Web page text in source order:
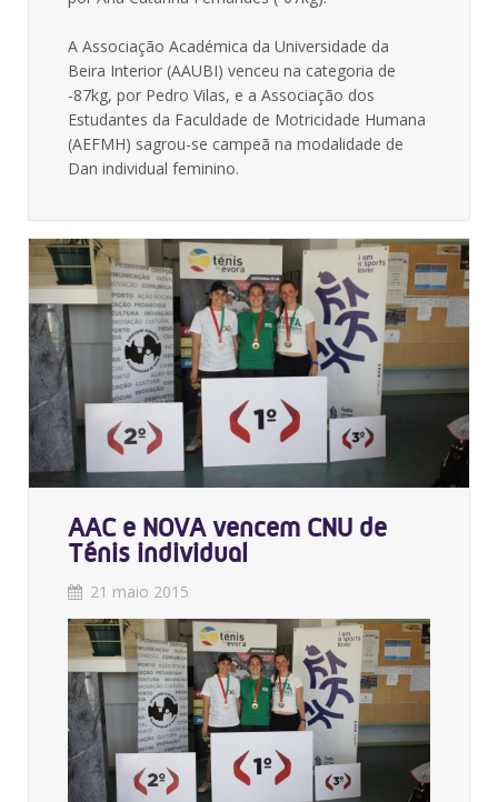
A Associação Académica da Universidade da
Beira Interior (AAUBI) venceu na categoria de
-87kg, por Pedro Vilas, e a Associação dos
Estudantes da Faculdade de Motricidade Humana
(AEFMH) sagrou-se campeã na modalidade de
Dan individual feminino.
AAC e NOVA vencem CNU de
Ténis individual
21 maio 2015